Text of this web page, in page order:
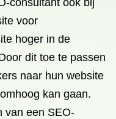
consultant ook bij
voor
hoger in de
dit toe te passen
naar hun website
kan gaan.
van een SEO-